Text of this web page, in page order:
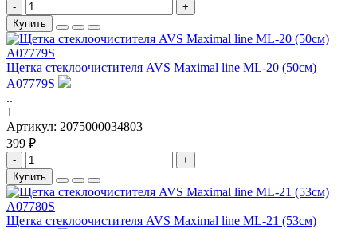
-
+
Купить
Щетка стеклоочистителя AVS Maximal line ML-20 (50см)
A07779S
..
1
Артикул: 2075000034803
399 ₽
-
+
Купить
Щетка стеклоочистителя AVS Maximal line ML-21 (53см)